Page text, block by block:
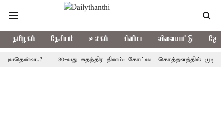
தமிழகம் தேசியம் உலகம் சினிமா விளையாட்டு
80-வது சுதந்திர தினம்: கோட்டை கொத்தளத்தில் முதல்